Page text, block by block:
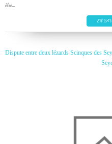
être...
EN
Dispute entre deux lézards Scinques des